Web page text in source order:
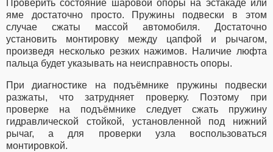
Проверить состояние шаровой опоры на эстакаде или
яме достаточно просто. Пружины подвески в этом
случае сжаты массой автомобиля. Достаточно
установить монтировку между цапфой и рычагом,
произведя несколько резких нажимов. Наличие люфта
пальца будет указывать на неисправность опоры.
При диагностике на подъёмнике пружины подвески
разжаты, что затрудняет проверку. Поэтому при
проверке на подъёмнике следует сжать пружину
гидравлической стойкой, установленной под нижний
рычаг, а для проверки узла воспользоваться
монтировкой.